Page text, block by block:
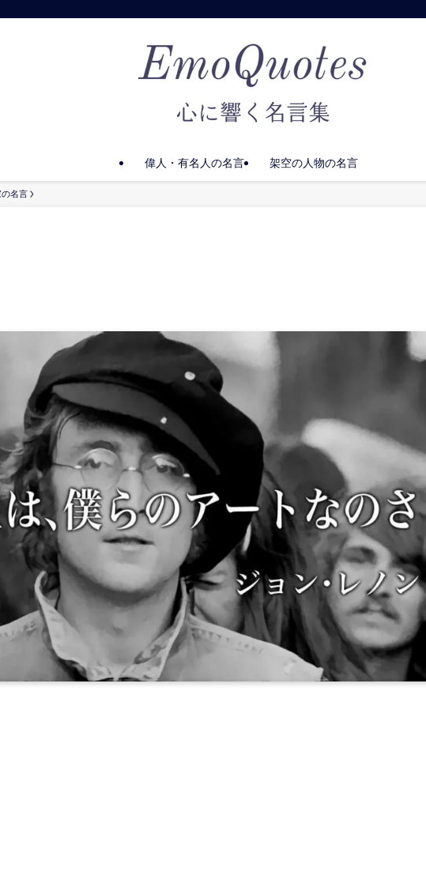
偉人・有名人の名言 架空の人物の名言
の名言